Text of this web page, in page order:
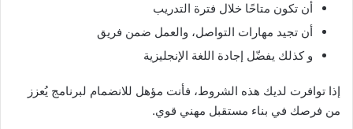
أن تكون متاحًا خلال فترة التدريب
أن تجيد مهارات التواصل، والعمل ضمن فريق
و كذلك يفضّل إجادة اللغة الإنجليزية
إذا توافرت لديك هذه الشروط، فأنت مؤهل للانضمام لبرنامج يُعزز
من فرصك في بناء مستقبل مهني قوي.